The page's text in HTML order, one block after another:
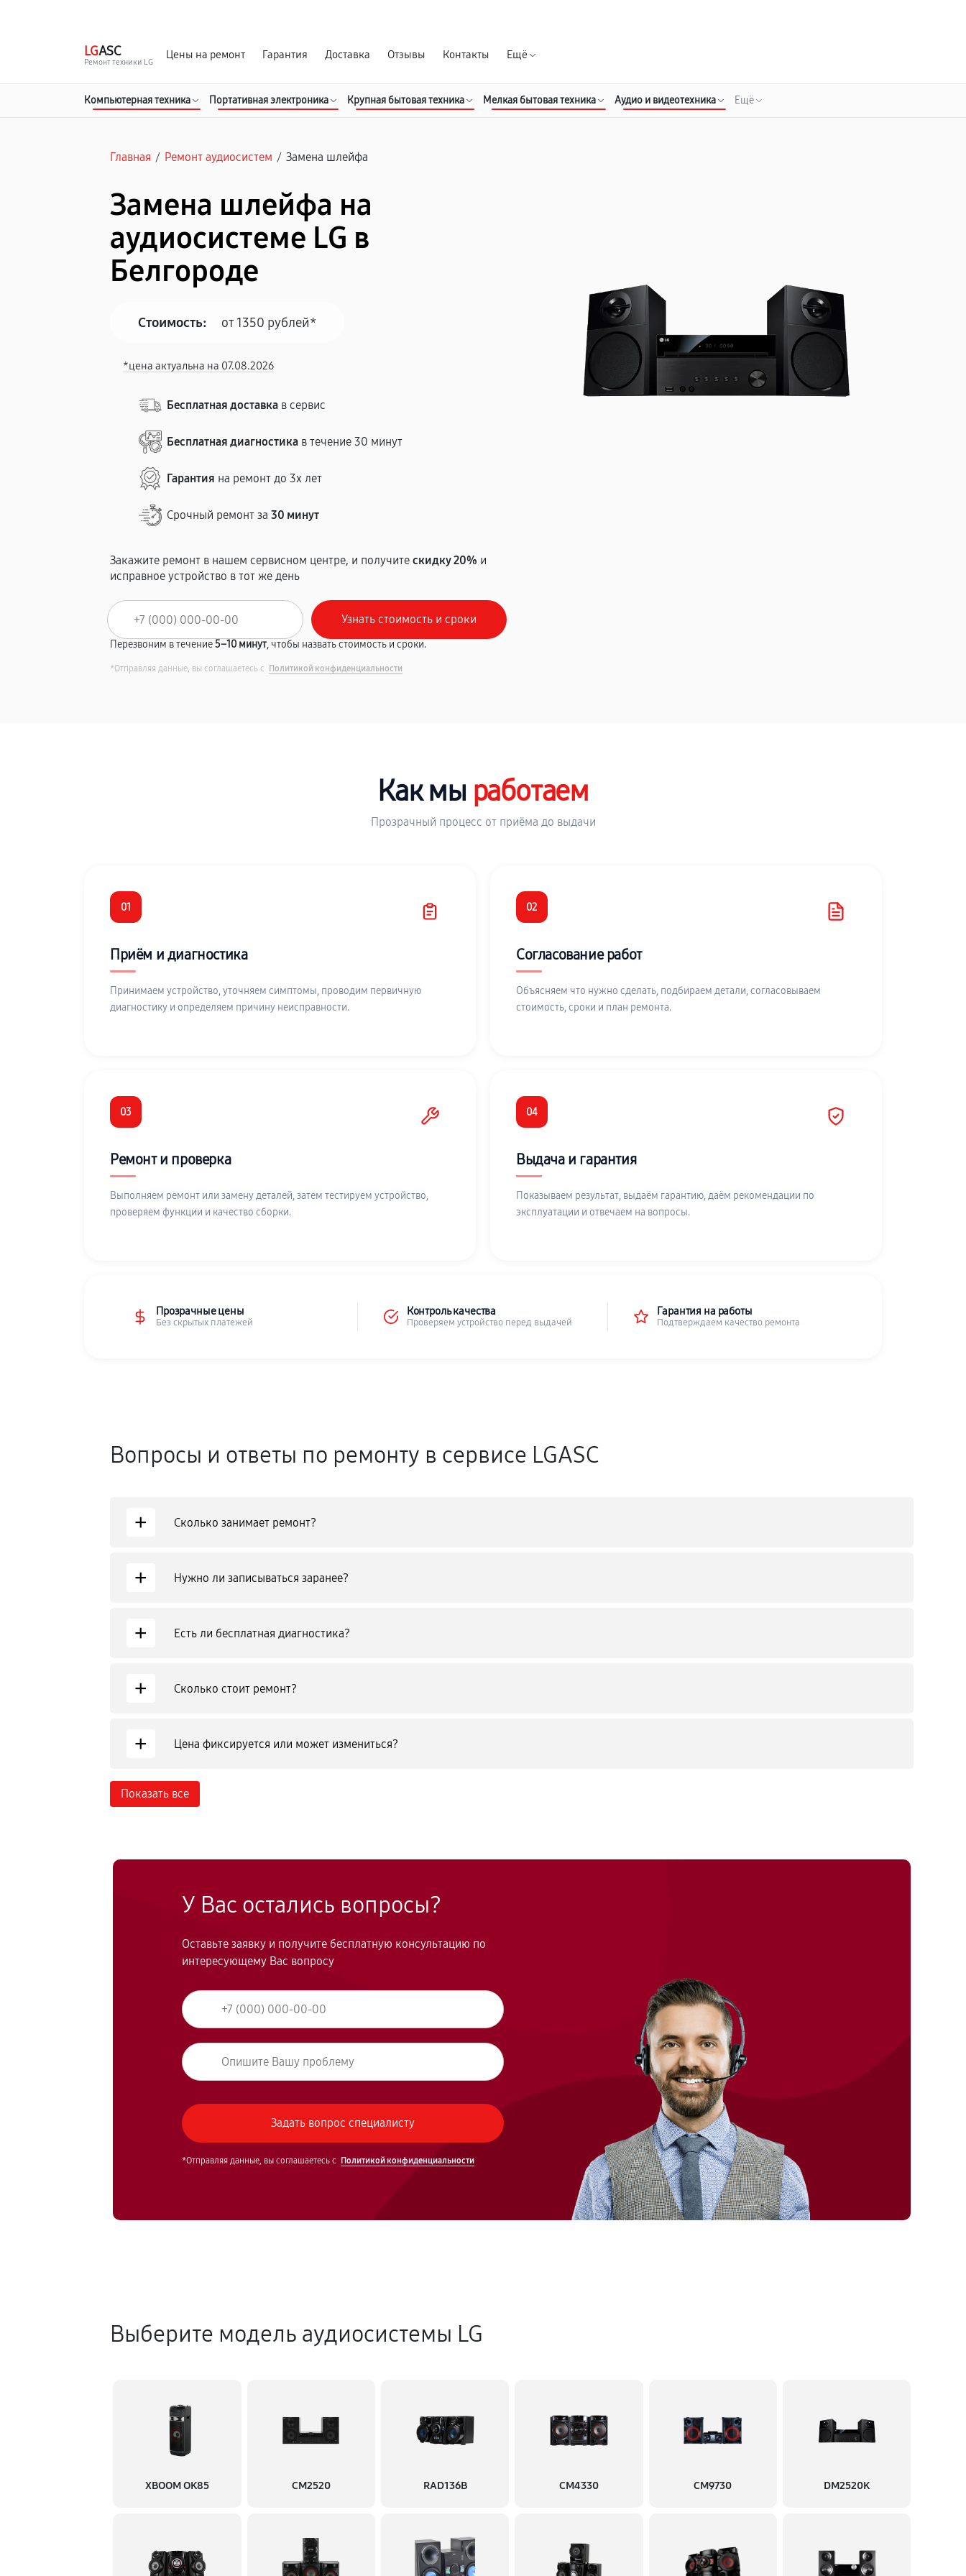
LGASC
Ремонт техники LG
Цены на ремонт Гарантия Доставка Отзывы Контакты Ещё
Компьютерная техника Портативная электроника Крупная бытовая техника Мелкая бытовая техника Аудио и видеотехника Ещё
Главная / Ремонт аудиосистем / Замена шлейфа
Замена шлейфа на
аудиосистеме LG в
Белгороде
Стоимость: от 1350 рублей*
*цена актуальна на 07.08.2026
Бесплатная доставка в сервис
Бесплатная диагностика в течение 30 минут
Гарантия на ремонт до 3х лет
Срочный ремонт за30 минут
Закажите ремонт в нашем сервисном центре, и получитескидку 20% и
исправное устройство в тот же день
Перезвоним в течение5–10 минут, чтобы назвать стоимость и сроки.
*Отправляя данные, вы соглашаетесь с Политикой конфиденциальности
Как мы работаем
Прозрачный процесс от приёма до выдачи
01
Приём и диагностика
Принимаем устройство, уточняем симптомы, проводим первичную
диагностику и определяем причину неисправности.
02
Согласование работ
Объясняем что нужно сделать, подбираем детали, согласовываем
стоимость, сроки и план ремонта.
03
Ремонт и проверка
Выполняем ремонт или замену деталей, затем тестируем устройство,
проверяем функции и качество сборки.
04
Выдача и гарантия
Показываем результат, выдаём гарантию, даём рекомендации по
эксплуатации и отвечаем на вопросы.
Прозрачные цены
Без скрытых платежей
Контроль качества
Проверяем устройство перед выдачей
Гарантия на работы
Подтверждаем качество ремонта
Вопросы и ответы по ремонту в сервисе LGASC
+ Сколько занимает ремонт?
+ Нужно ли записываться заранее?
+ Есть ли бесплатная диагностика?
+ Сколько стоит ремонт?
+ Цена фиксируется или может измениться?
Показать все
У Вас остались вопросы?
Оставьте заявку и получите бесплатную консультацию по
интересующему Вас вопросу
*Отправляя данные, вы соглашаетесь с Политикой конфиденциальности
Выберите модель аудиосистемы LG
XBOOM OK85 CM2520 RAD136B CM4330 CM9730 DM2520K